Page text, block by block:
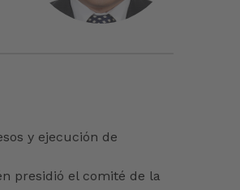
y ejecución de
presidió el comité de la